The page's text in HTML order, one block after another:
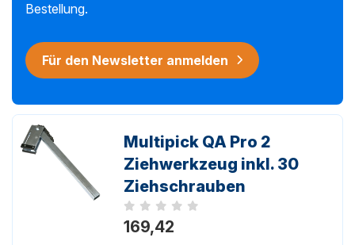
Bestellung.
Für den Newsletter anmelden
Multipick QA Pro 2
Ziehwerkzeug inkl. 30
Ziehschrauben
Noch keine Bewertungen
169,42